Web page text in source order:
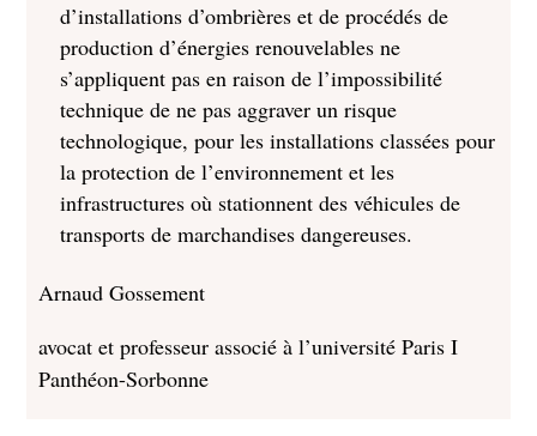
d’installations d’ombrières et de procédés de
production d’énergies renouvelables ne
s’appliquent pas en raison de l’impossibilité
technique de ne pas aggraver un risque
technologique, pour les installations classées pour
la protection de l’environnement et les
infrastructures où stationnent des véhicules de
transports de marchandises dangereuses.
Arnaud Gossement
avocat et professeur associé à l’université Paris I
Panthéon-Sorbonne